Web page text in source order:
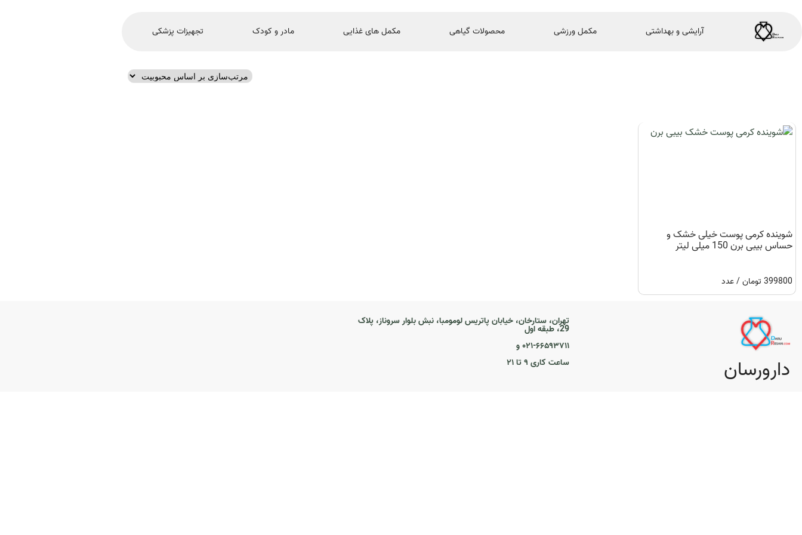
آرایشی و بهداشتی مکمل ورزشی محصولات گیاهی مکمل های غذایی مادر و کودک تجهیزات پزشکی
شوینده کرمی پوست خیلی خشک و
حساس بیبی برن 150 میلی لیتر
399800 تومان / عدد
دارورسان
تهران، ستارخان، خیابان پاتریس لومومبا، نبش بلوار سروناز، پلاک
29، طبقه اول
۰۲۱-۶۶۵۹۳۷۱۱ و
ساعت کاری ۹ تا ۲۱